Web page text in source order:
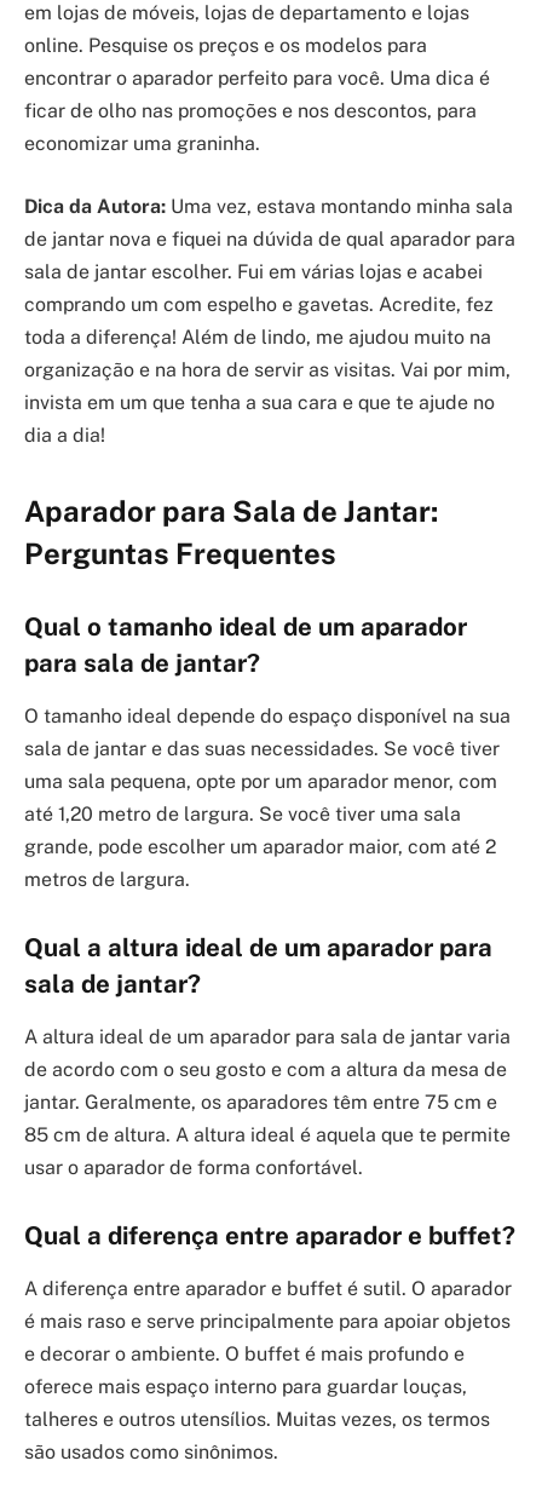
em lojas de móveis, lojas de departamento e lojas
online. Pesquise os preços e os modelos para
encontrar o aparador perfeito para você. Uma dica é
ficar de olho nas promoções e nos descontos, para
economizar uma graninha.
Dica da Autora: Uma vez, estava montando minha sala
de jantar nova e fiquei na dúvida de qual aparador para
sala de jantar escolher. Fui em várias lojas e acabei
comprando um com espelho e gavetas. Acredite, fez
toda a diferença! Além de lindo, me ajudou muito na
organização e na hora de servir as visitas. Vai por mim,
invista em um que tenha a sua cara e que te ajude no
dia a dia!
Aparador para Sala de Jantar:
Perguntas Frequentes
Qual o tamanho ideal de um aparador
para sala de jantar?
O tamanho ideal depende do espaço disponível na sua
sala de jantar e das suas necessidades. Se você tiver
uma sala pequena, opte por um aparador menor, com
até 1,20 metro de largura. Se você tiver uma sala
grande, pode escolher um aparador maior, com até 2
metros de largura.
Qual a altura ideal de um aparador para
sala de jantar?
A altura ideal de um aparador para sala de jantar varia
de acordo com o seu gosto e com a altura da mesa de
jantar. Geralmente, os aparadores têm entre 75 cm e
85 cm de altura. A altura ideal é aquela que te permite
usar o aparador de forma confortável.
Qual a diferença entre aparador e buffet?
A diferença entre aparador e buffet é sutil. O aparador
é mais raso e serve principalmente para apoiar objetos
e decorar o ambiente. O buffet é mais profundo e
oferece mais espaço interno para guardar louças,
talheres e outros utensílios. Muitas vezes, os termos
são usados como sinônimos.